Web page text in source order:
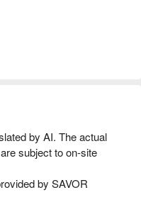
by AI. The actual
subject to on-site
by SAVOR